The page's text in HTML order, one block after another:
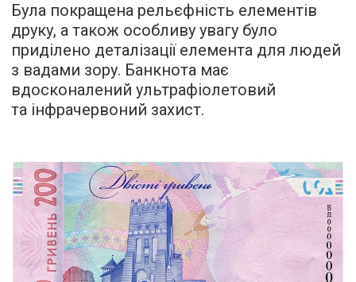
Була покращена рельєфність елементів
друку, а також особливу увагу було
приділено деталізації елемента для людей
з вадами зору. Банкнота має
вдосконалений ультрафіолетовий
та інфрачервоний захист.